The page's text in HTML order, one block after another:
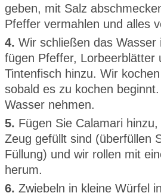
geben, mit Salz
Pfeffer vermahlen und alles
4. Wir schließen das Wasser
fügen Pfeffer, Lorbeerblätter
Tintenfisch hinzu. Wir
sobald es zu kochen
Wasser nehmen.
5. Fügen Sie Calamari
Zeug gefüllt sind (überfüllen
Füllung) und wir rollen mit
herum.
6. Zwiebeln in kleine Würfel